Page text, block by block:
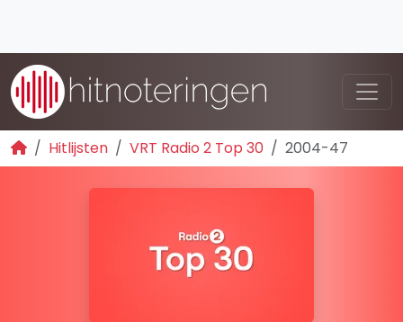
Hitlijsten VRT Radio 2 Top 30 2004-47